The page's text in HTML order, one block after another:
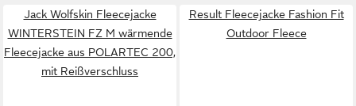
Jack Wolfskin Fleecejacke
WINTERSTEIN FZ M wärmende
Fleecejacke aus POLARTEC 200,
mit Reißverschluss
Result Fleecejacke Fashion Fit
Outdoor Fleece